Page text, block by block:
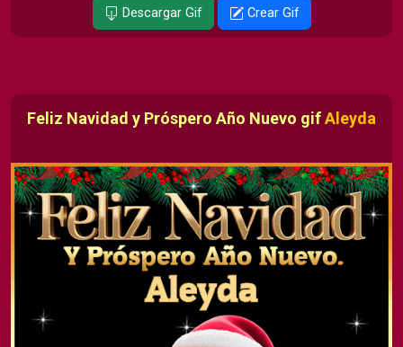
Descargar Gif Crear Gif
Feliz Navidad y Próspero Año Nuevo gifAleyda